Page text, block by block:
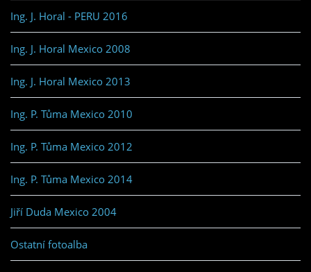
Ing. J. Horal - PERU 2016
Ing. J. Horal Mexico 2008
Ing. J. Horal Mexico 2013
Ing. P. Tůma Mexico 2010
Ing. P. Tůma Mexico 2012
Ing. P. Tůma Mexico 2014
Jiří Duda Mexico 2004
Ostatní fotoalba